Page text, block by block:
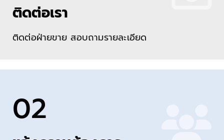
ติดต่อเรา
ติดต่อฝ่ายขาย สอบถามรายละเอียด
02